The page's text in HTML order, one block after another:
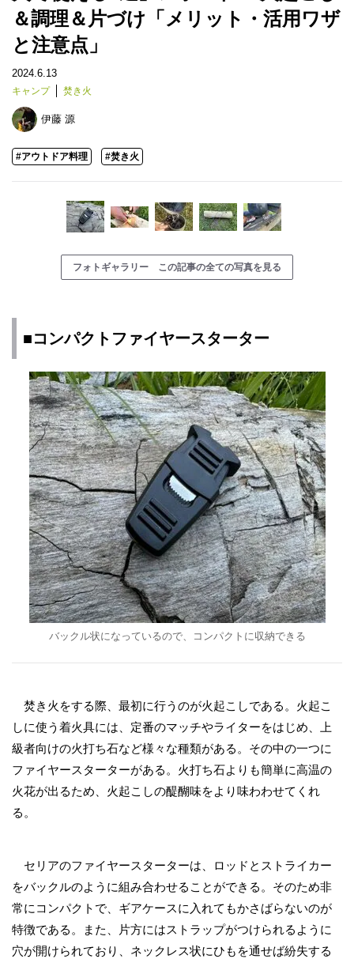
＆調理＆片づけ「メリット・活用ワザ
と注意点」
2024.6.13
キャンプ 焚き火
伊藤 源
#アウトドア料理 #焚き火
フォトギャラリー この記事の全ての写真を見る
■コンパクトファイヤースターター
バックル状になっているので、コンパクトに収納できる
焚き火をする際、最初に行うのが火起こしである。火起こ
しに使う着火具には、定番のマッチやライターをはじめ、上
級者向けの火打ち石など様々な種類がある。その中の一つに
ファイヤースターターがある。火打ち石よりも簡単に高温の
火花が出るため、火起こしの醍醐味をより味わわせてくれ
る。
セリアのファイヤースターターは、ロッドとストライカー
をバックルのように組み合わせることができる。そのため非
常にコンパクトで、ギアケースに入れてもかさばらないのが
特徴である。また、片方にはストラップがつけられるように
穴が開けられており、ネックレス状にひもを通せば紛失する